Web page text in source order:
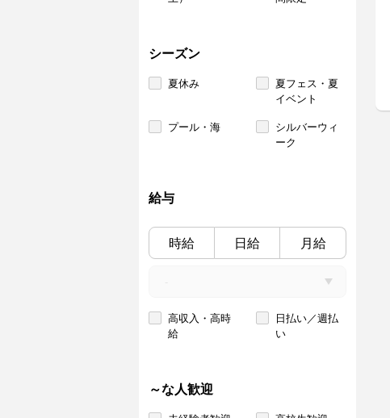
シーズン
夏休み
夏フェス・夏
イベント
プール・海
シルバーウィ
ーク
給与
時給 日給 月給
高収入・高時
給
日払い／週払
い
～な人歓迎